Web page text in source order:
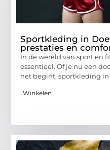
Sportkleding in
prestaties en
In de wereld van sport en
essentieel. Of je nu een
net begint, sportkleding
Winkelen